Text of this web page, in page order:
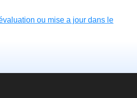
ou mise a jour dans le